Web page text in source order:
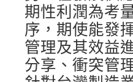
期性利潤為考
序，期使能發
管理及其效益
分享、衝突管